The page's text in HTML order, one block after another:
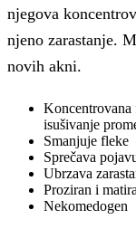
njegova
njeno zarastanje.
novih akni.
Koncentrovana
isušivanje
Smanjuje fleke
Sprečava
Ubrzava
Proziran i
Nekomedogen